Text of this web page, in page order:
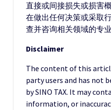
直接或间接损失或损害
在做出任何决策或采取
查并咨询相关领域的专业
Disclaimer
The content of this
party users and has not
by SINO TAX. It may
information, or